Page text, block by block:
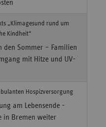
„Klimagesund rund um
Kindheit“
den Sommer – Familien
mit Hitze und UV-
Hospizversorgung
am Lebensende -
in Bremen weiter